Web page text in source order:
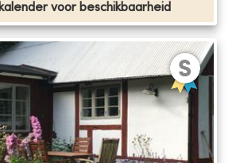
voor beschikbaarheid